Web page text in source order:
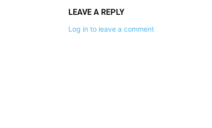
LEAVE A REPLY
Log in to leave a comment